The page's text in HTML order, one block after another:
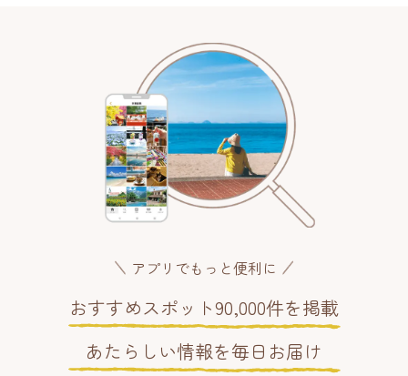
アプリでもっと便利に
おすすめスポット90,000件を掲載
あたらしい情報を毎日お届け